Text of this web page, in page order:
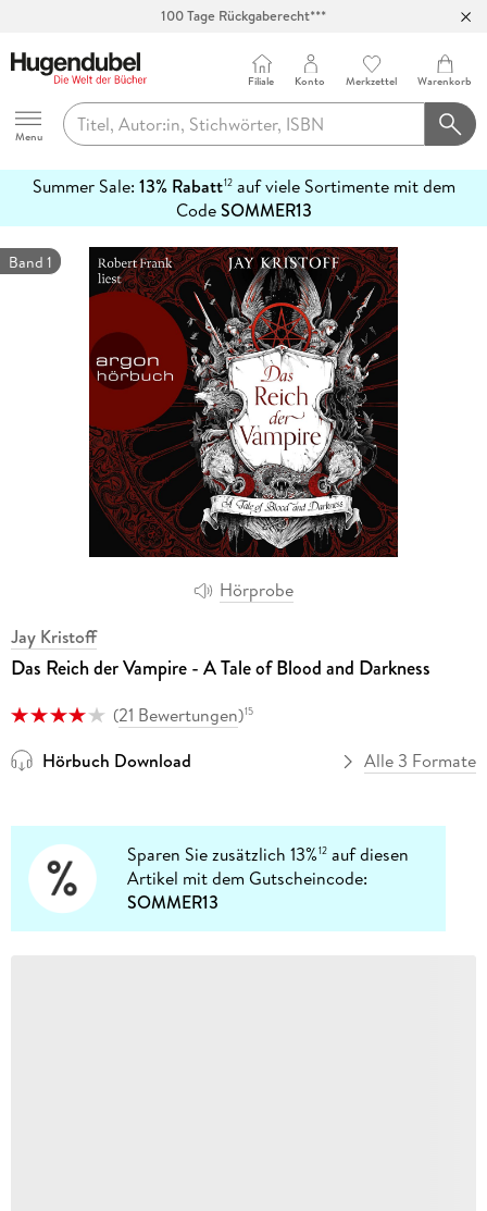
Hugendubel
Menu
Filiale Konto Merkzettel Warenkorb
Summer Sale: 13% Rabatt12auf viele Sortimente mit dem
CodeSOMMER13
erfahren
Hörprobe
Band 1
Jay Kristoff
Das Reich der Vampire - A Tale of Blood and Darkness
(21 Bewertungen)15
Hörbuch Download Alle 3 Formate
Sparen Sie zusätzlich 13%12 auf diesen
Artikel mit dem Gutscheincode:
SOMMER13